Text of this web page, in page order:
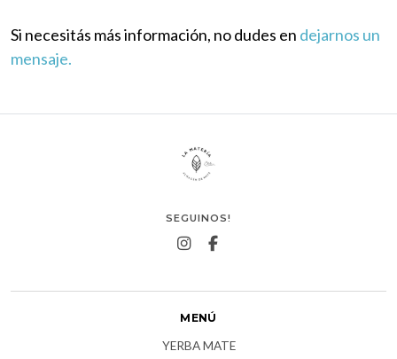
Si necesitás más información, no dudes en dejarnos un
mensaje.
SEGUINOS!
MENÚ
YERBA MATE